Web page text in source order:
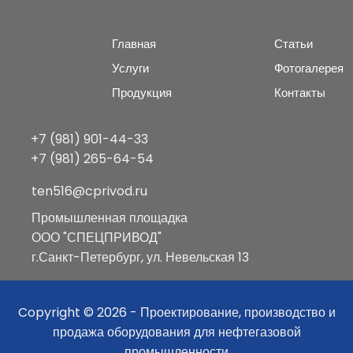
Главная
Услуги
Продукция
Статьи
Фотогалерея
Контакты
+7 (981) 901-44-33
+7 (981) 265-64-54
ten516@cprivod.ru
Промышленная площадка
ООО "СПЕЦПРИВОД"
г.Санкт-Петербург, ул. Невельская 13
Copyright © 2026 - Проектирование, производство и
продажа оборудования для нефтегазовой